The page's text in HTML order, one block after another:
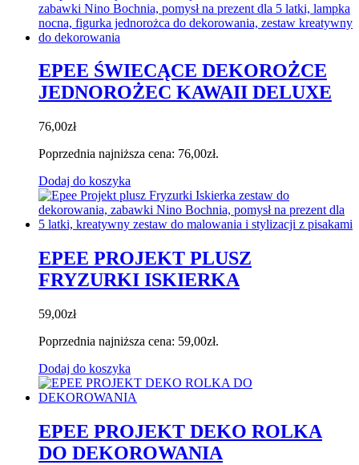
EPEE ŚWIECĄCE DEKOROŻCE
JEDNOROŻEC KAWAII DELUXE
76,00zł
Poprzednia najniższa cena: 76,00zł.
Dodaj do koszyka
EPEE PROJEKT PLUSZ
FRYZURKI ISKIERKA
59,00zł
Poprzednia najniższa cena: 59,00zł.
Dodaj do koszyka
EPEE PROJEKT DEKO ROLKA
DO DEKOROWANIA